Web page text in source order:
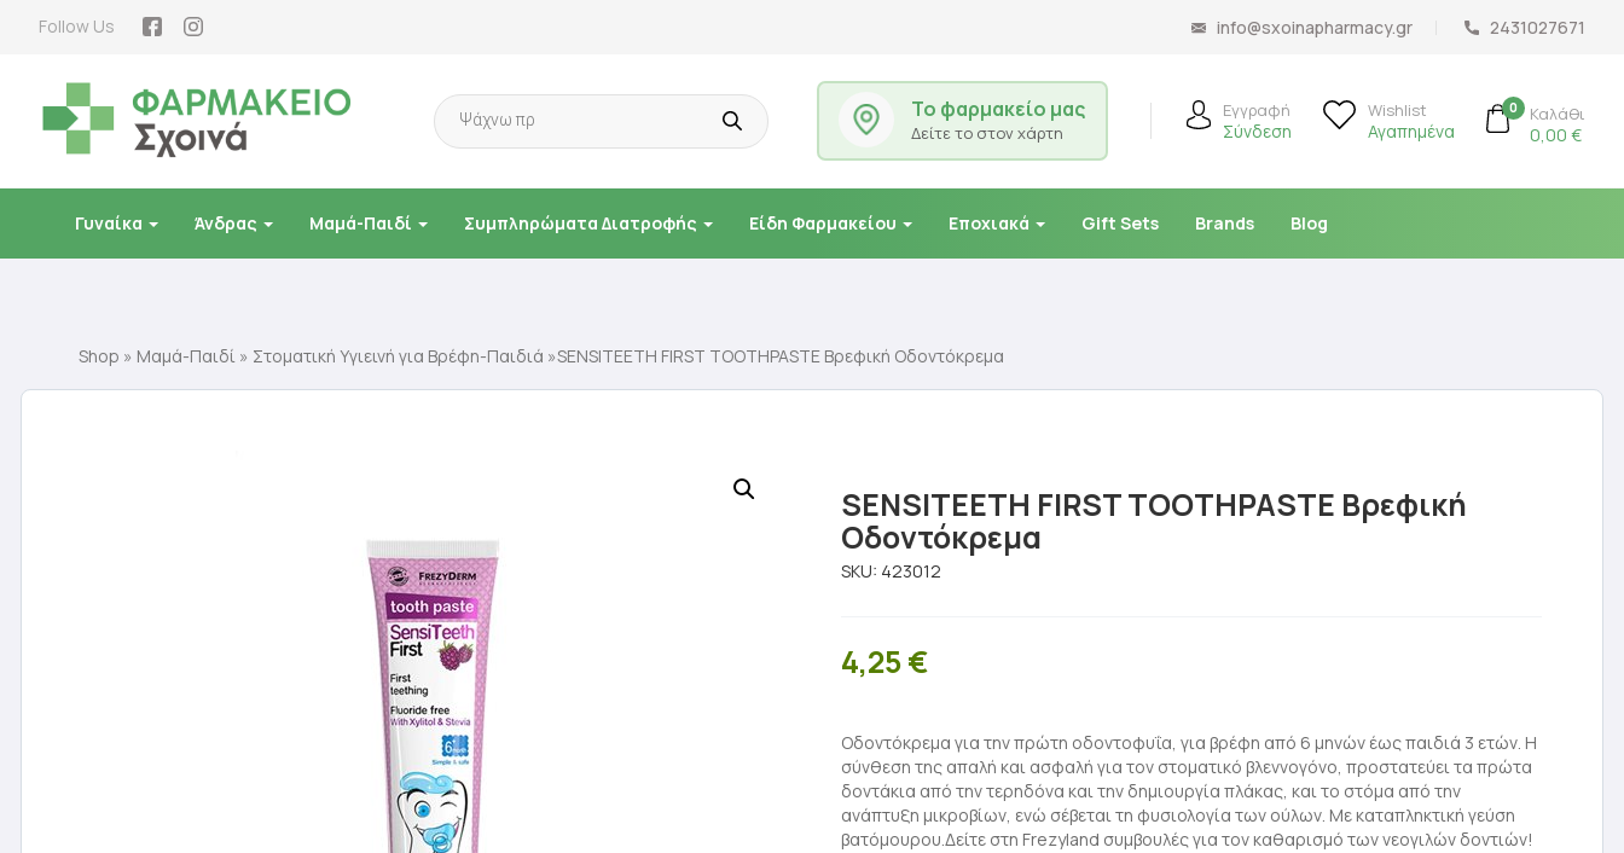
Follow Us info@sxoinapharmacy.gr 2431027671
Products
search Το φαρμακείο μας
Δείτε το στον χάρτη
Εγγραφή
Σύνδεση
Wishlist
Αγαπημένα
0 Καλάθι
0,00 €
Γυναίκα Άνδρας Μαμά-Παιδί Συμπληρώματα Διατροφής Είδη Φαρμακείου Εποχιακά Gift Sets Brands Blog
Shop » Μαμά-Παιδί » Στοματική Υγιεινή για Βρέφη-Παιδιά »SENSITEETH FIRST TOOTHPASTE Βρεφική Οδοντόκρεμα
SENSITEETH FIRST TOOTHPASTE Βρεφική
Οδοντόκρεμα
SKU: 423012
4,25€
Οδοντόκρεμα για την πρώτη οδοντοφυΐα, για βρέφη από 6 μηνών έως παιδιά 3 ετών. Η
σύνθεση της απαλή και ασφαλή για τον στοματικό βλεννογόνο, προστατεύει τα πρώτα
δοντάκια από την τερηδόνα και την δημιουργία πλάκας, και το στόμα από την
ανάπτυξη μικροβίων, ενώ σέβεται τη φυσιολογία των ούλων. Με καταπληκτική γεύση
βατόμουρου.Δείτε στη Frezyland συμβουλές για τον καθαρισμό των νεογιλών δοντιών!